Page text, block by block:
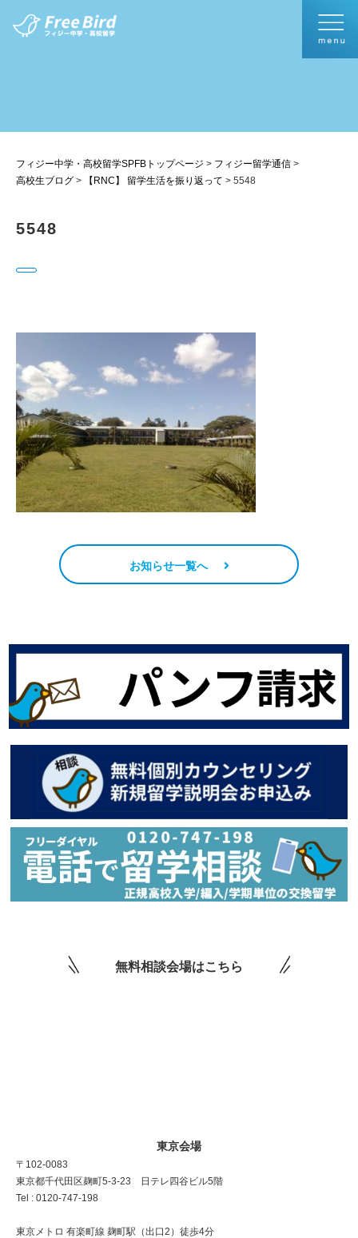
フィジー中学・高校留学SPFBトップページ > フィジー留学通信 >
高校生ブログ > 【RNC】 留学生活を振り返って > 5548
5548
お知らせ一覧へ
無料相談会場はこちら
東京会場
〒102-0083
東京都千代田区麹町5-3-23 日テレ四谷ビル5階
Tel : 0120-747-198
東京メトロ 有楽町線 麹町駅（出口2）徒歩4分